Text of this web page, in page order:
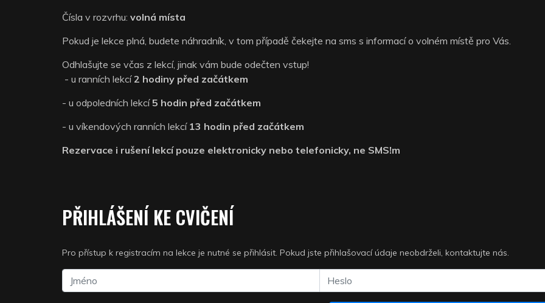
Čísla v rozvrhu: volná místa
Pokud je lekce plná, budete náhradník, v tom případě čekejte na sms s informací o volném místě pro Vás.
Odhlašujte se včas z lekcí, jinak vám bude odečten vstup!
- u ranních lekcí2 hodiny před začátkem
- u odpoledních lekcí5 hodin před začátkem
- u víkendových ranních lekcí 13 hodin před začátkem
Rezervace i rušení lekcí pouze elektronicky nebo telefonicky, ne SMS!m
PŘIHLÁŠENÍ KE CVIČENÍ
Pro přístup k registracím na lekce je nutné se přihlásit. Pokud jste přihlašovací údaje neobdrželi, kontaktujte nás.